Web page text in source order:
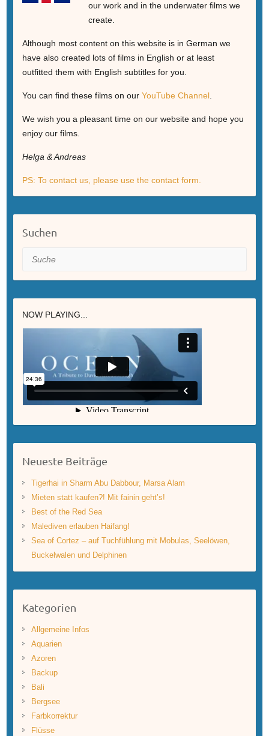
our work and in the underwater films we
create.
Although most content on this website is in German we
have also created lots of films in English or at least
outfitted them with English subtitles for you.
You can find these films on our YouTube Channel.
We wish you a pleasant time on our website and hope you
enjoy our films.
Helga & Andreas
PS: To contact us, please use the contact form.
Suchen
Suche
NOW PLAYING...
Neueste Beiträge
Tigerhai in Sharm Abu Dabbour, Marsa Alam
Mieten statt kaufen?! Mit fainin geht’s!
Best of the Red Sea
Malediven erlauben Haifang!
Sea of Cortez – auf Tuchfühlung mit Mobulas, Seelöwen,
Buckelwalen und Delphinen
Kategorien
Allgemeine Infos
Aquarien
Azoren
Backup
Bali
Bergsee
Farbkorrektur
Flüsse